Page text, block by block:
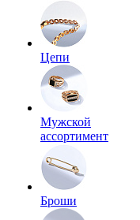
Цепи
Мужской
ассортимент
Броши